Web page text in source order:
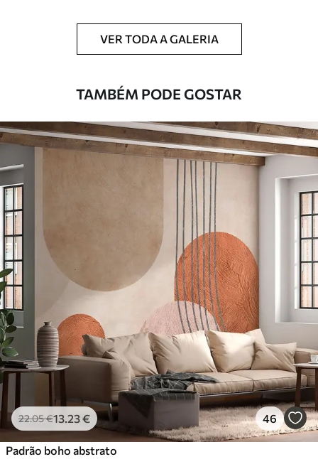
esponja macia. Murais de parede com
revestimento de verniz podem ser limpos
Aplicação perfeita
Premium
.00€
Vinil Premium
.0039 .00 € /m²
81.6749.00€/m²
VER TODA A GALERIA
TAMBÉM PODE GOSTAR
22.05€13 .23€ 46
Padrão boho abstrato